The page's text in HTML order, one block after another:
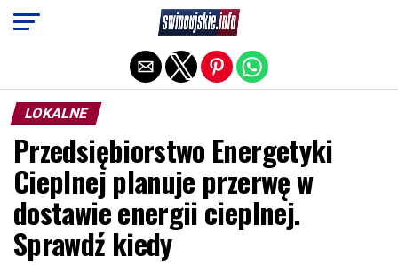
LOKALNE
Przedsiębiorstwo Energetyki
Cieplnej planuje przerwę w
dostawie energii cieplnej.
Sprawdź kiedy
Exit mobile version